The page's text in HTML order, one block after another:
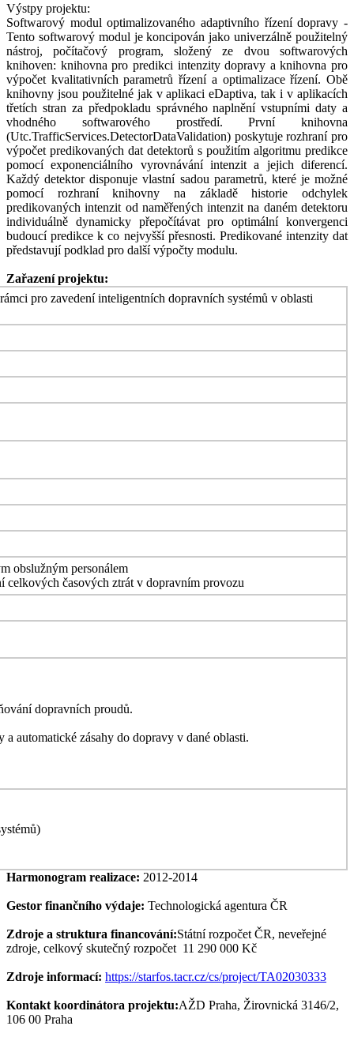
Výstpy projektu:
Softwarový modul optimalizovaného adaptivního řízení dopravy -
Tento softwarový modul je koncipován jako univerzálně použitelný
nástroj, počítačový program, složený ze dvou softwarových
knihoven: knihovna pro predikci intenzity dopravy a knihovna pro
výpočet kvalitativních parametrů řízení a optimalizace řízení. Obě
knihovny jsou použitelné jak v aplikaci eDaptiva, tak i v aplikacích
třetích stran za předpokladu správného naplnění vstupními daty a
vhodného softwarového prostředí. První knihovna
(Utc.TrafficServices.DetectorDataValidation) poskytuje rozhraní pro
výpočet predikovaných dat detektorů s použitím algoritmu predikce
pomocí exponenciálního vyrovnávání intenzit a jejich diferencí.
Každý detektor disponuje vlastní sadou parametrů, které je možné
pomocí rozhraní knihovny na základě historie odchylek
predikovaných intenzit od naměřených intenzit na daném detektoru
individuálně dynamicky přepočítávat pro optimální konvergenci
budoucí predikce k co nejvyšší přesnosti. Predikované intenzity dat
představují podklad pro další výpočty modulu.
Zařazení projektu:
pro zavedení inteligentních dopravních systémů v oblasti
obslužným personálem
celkových časových ztrát v dopravním provozu
dopravních proudů.
automatické zásahy do dopravy v dané oblasti.
Harmonogram realizace: 2012-2014
Gestor finančního výdaje: Technologická agentura ČR
Zdroje a struktura financování:Státní rozpočet ČR, neveřejné
zdroje, celkový skutečný rozpočet 11 290 000 Kč
Zdroje informací: https://starfos.tacr.cz/cs/project/TA02030333
Kontakt koordinátora projektu:AŽD Praha, Žirovnická 3146/2,
106 00 Praha